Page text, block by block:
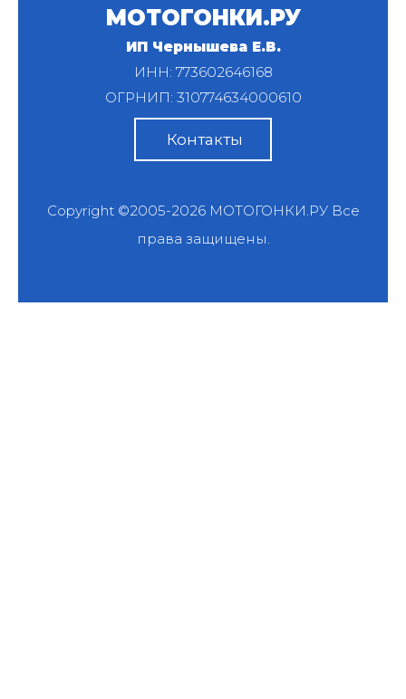
МОТОГОНКИ.РУ
ИП Чернышева Е.В.
ИНН: 773602646168
ОГРНИП: 310774634000610
Контакты
Copyright ©2005-2026 МОТОГОНКИ.РУВсе
права защищены.